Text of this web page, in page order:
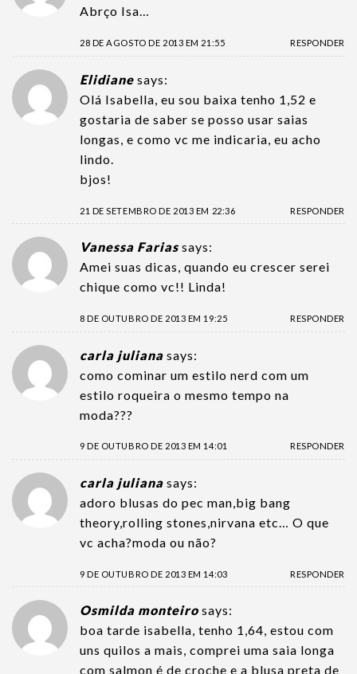
Abrço Isa…
28 DE AGOSTO DE 2013 EM 21:55 RESPONDER
Elidiane says:
Olá Isabella, eu sou baixa tenho 1,52 e
gostaria de saber se posso usar saias
longas, e como vc me indicaria, eu acho
lindo.
bjos!
21 DE SETEMBRO DE 2013 EM 22:36 RESPONDER
Vanessa Farias says:
Amei suas dicas, quando eu crescer serei
chique como vc!! Linda!
8 DE OUTUBRO DE 2013 EM 19:25 RESPONDER
carla juliana says:
como cominar um estilo nerd com um
estilo roqueira o mesmo tempo na
moda???
9 DE OUTUBRO DE 2013 EM 14:01 RESPONDER
carla juliana says:
adoro blusas do pec man,big bang
theory,rolling stones,nirvana etc… O que
vc acha?moda ou não?
9 DE OUTUBRO DE 2013 EM 14:03 RESPONDER
Osmilda monteiro says:
boa tarde isabella, tenho 1,64, estou com
uns quilos a mais, comprei uma saia longa
com salmon é de croche e a blusa preta de